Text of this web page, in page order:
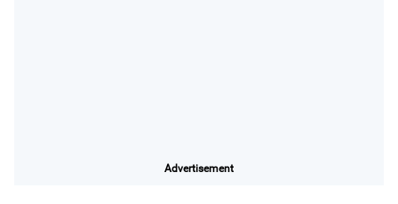
Advertisement